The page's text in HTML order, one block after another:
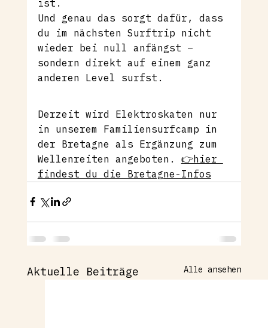
ist.
Und genau das sorgt dafür, dass
du im nächsten Surftrip nicht
wieder bei null anfängst –
sondern direkt auf einem ganz
anderen Level surfst.
Derzeit wird Elektroskaten nur
in unserem Familiensurfcamp in
der Bretagne als Ergänzung zum
Wellenreiten angeboten. 👉hier
findest du die Bretagne-Infos
Aktuelle Beiträge Alle ansehen